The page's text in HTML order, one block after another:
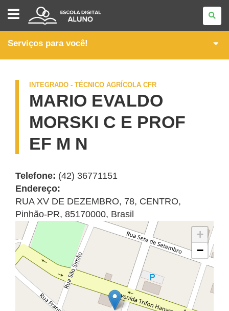
ITINERÁRIOS
FORMATIVOS
DA
FORMAÇÃO
TÉCNICA
E
Serviços para você!
INTEGRADO - TÉCNICO AGRÍCOLA CFR
MARIO EVALDO
MORSKI C E PROF
EF M N
Telefone: (42) 36771151
Endereço:
RUA XV DE DEZEMBRO, 78, CENTRO,
Pinhão-PR, 85170000, Brasil
+
−